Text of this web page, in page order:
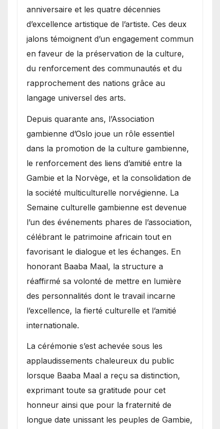
anniversaire et les quatre décennies
d’excellence artistique de l’artiste. Ces deux
jalons témoignent d’un engagement commun
en faveur de la préservation de la culture,
du renforcement des communautés et du
rapprochement des nations grâce au
langage universel des arts.
​Depuis quarante ans, l’Association
gambienne d’Oslo joue un rôle essentiel
dans la promotion de la culture gambienne,
le renforcement des liens d’amitié entre la
Gambie et la Norvège, et la consolidation de
la société multiculturelle norvégienne. La
Semaine culturelle gambienne est devenue
l’un des événements phares de l’association,
célébrant le patrimoine africain tout en
favorisant le dialogue et les échanges. En
honorant Baaba Maal, la structure a
réaffirmé sa volonté de mettre en lumière
des personnalités dont le travail incarne
l’excellence, la fierté culturelle et l’amitié
internationale.
​La cérémonie s’est achevée sous les
applaudissements chaleureux du public
lorsque Baaba Maal a reçu sa distinction,
exprimant toute sa gratitude pour cet
honneur ainsi que pour la fraternité de
longue date unissant les peuples de Gambie,